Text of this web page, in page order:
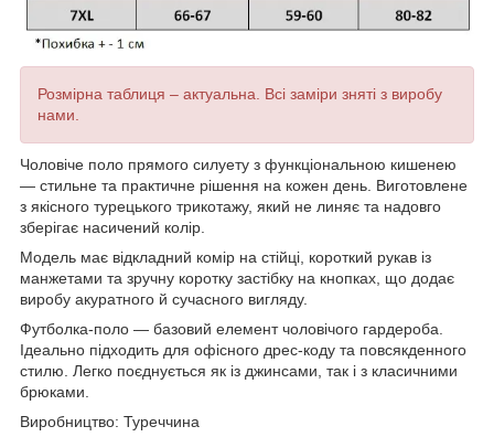
Розмірна таблиця – актуальна. Всі заміри зняті з виробу
нами.
Чоловіче поло прямого силуету з функціональною кишенею
— стильне та практичне рішення на кожен день. Виготовлене
з якісного турецького трикотажу, який не линяє та надовго
зберігає насичений колір.
Модель має відкладний комір на стійці, короткий рукав із
манжетами та зручну коротку застібку на кнопках, що додає
виробу акуратного й сучасного вигляду.
Футболка-поло — базовий елемент чоловічого гардероба.
Ідеально підходить для офісного дрес-коду та повсякденного
стилю. Легко поєднується як із джинсами, так і з класичними
брюками.
Виробництво: Туреччина